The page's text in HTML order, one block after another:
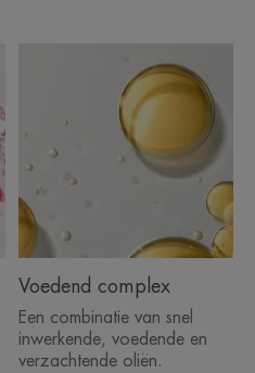
Voedend complex
Een combinatie van snel
inwerkende, voedende en
verzachtende oliën.